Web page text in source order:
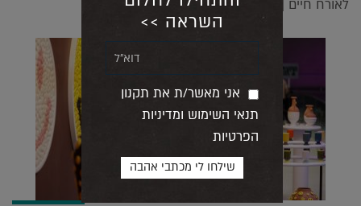
לאורח חיים | 09.05.2021
השראה >>
אני מאשר/ת את תקנון
תנאי השימוש ומדיניות
הפרטיות